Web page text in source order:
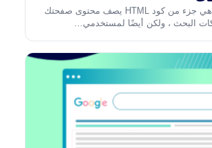
العلامة الوصفية هي جزء من كود HTML يصف محتوى صفحتك
البحث ، ولكن أيضًا لمستخدمي…